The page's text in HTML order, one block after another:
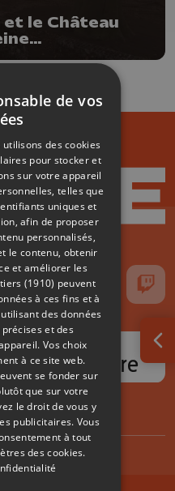
le Château
nous sur TikTok
Suivez-nous sur YouTube
Suivez-nous
de vos
des cookies
pour stocker et
sur votre appareil
telles que
uniques et
afin de proposer
personnalisés,
le contenu, obtenir
et améliorer les
(1910) peuvent
à ces fins et à
des données
et des
Vos choix
à ce site web.
se fonder sur
que sur votre
le droit de vous y
publicitaires. Vous
à tout
des cookies.